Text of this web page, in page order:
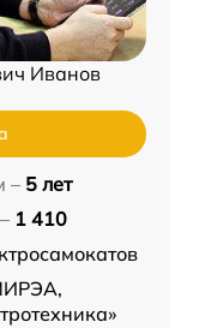
Иванов
– 5 лет
1 410